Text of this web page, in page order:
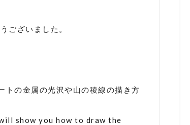
ございました。
トの金属の光沢や山の稜線の描き方
show you how to draw the